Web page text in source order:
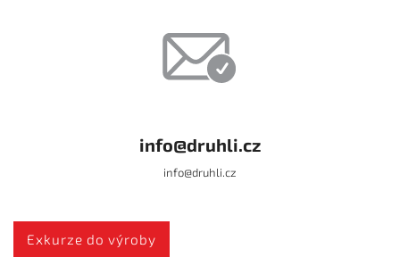
info@druhli.cz
info@druhli.cz
Exkurze do výroby